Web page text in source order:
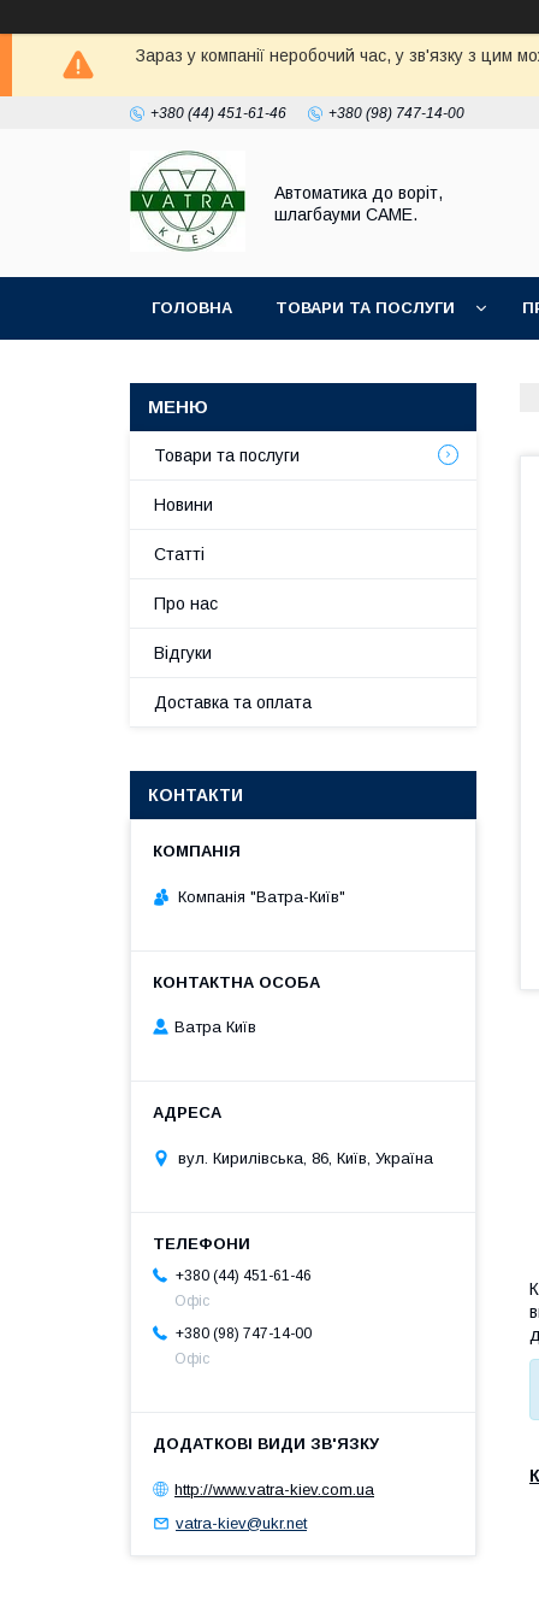
Зараз у компанії неробочий час, у зв'язку з цим
+380 (44) 451-61-46 +380 (98) 747-14-00
Автоматика до воріт,
шлагбауми CAME.
ГОЛОВНА ТОВАРИ ТА ПОСЛУГИ
Товари та послуги
Новини
Статті
Про нас
Відгуки
Доставка та оплата
КОНТАКТИ
Компанія "Ватра-Київ"
Ватра Київ
вул. Кирилівська, 86, Київ, Україна
+380 (44) 451-61-46
Офіс
+380 (98) 747-14-00
Офіс
http://www.vatra-kiev.com.ua
vatra-kiev@ukr.net